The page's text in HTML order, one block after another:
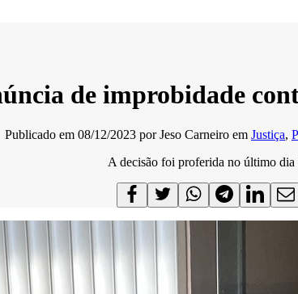
de improbidade
Publicado em 08/12/2023 porJeso Carneiro em Justiça,
A decisão foi proferida no último dia